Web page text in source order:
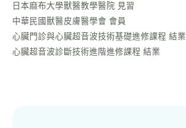
日本麻布大學獸醫教學醫院 見習
中華民國獸醫皮膚醫學會 會員
心臟門診與心臟超音波技術基礎進修課程 結業
心臟超音波診斷技術進階進修課程 結業